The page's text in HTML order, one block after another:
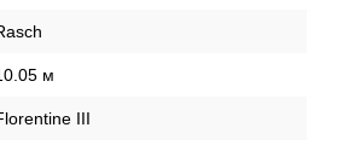
м
III